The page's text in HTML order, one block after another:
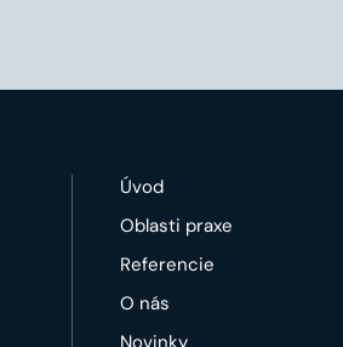
Úvod
Oblasti praxe
Referencie
O nás
Novinky